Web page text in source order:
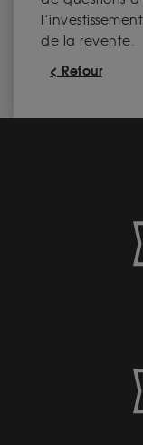
de la revente.
< Retour